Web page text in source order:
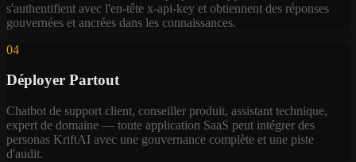
s'authentifient avec l'en-tête x-api-key et obtiennent des réponses
gouvernées et ancrées dans les connaissances.
04
Déployer Partout
Chatbot de support client, conseiller produit, assistant technique,
expert de domaine — toute application SaaS peut intégrer des
personas KriftAI avec une gouvernance complète et une piste
d'audit.